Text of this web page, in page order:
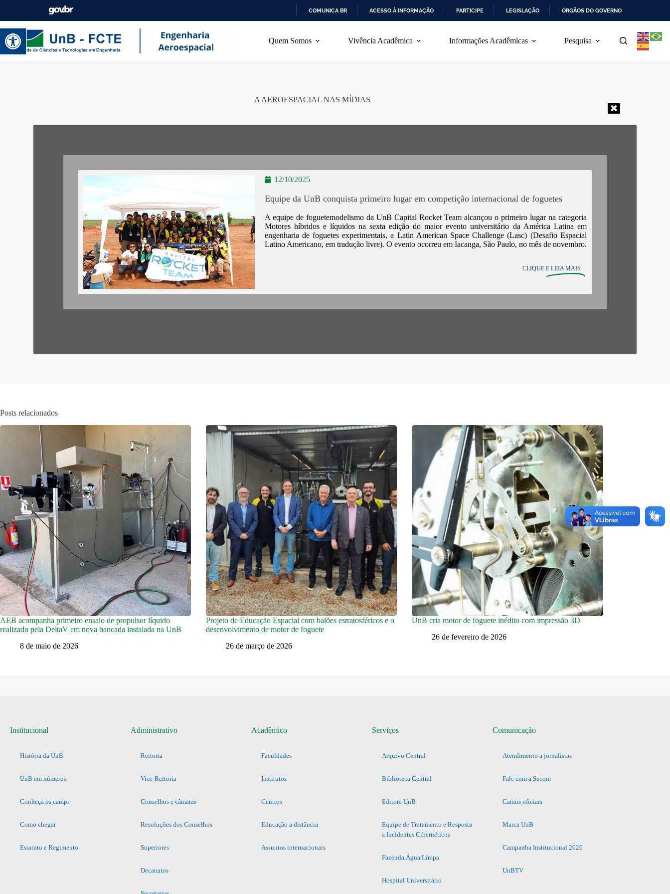
Abrir a barra de ferramentas
O
E
COMUNICA BR ACESSO À INFORMAÇÃO PARTICIPE LEGISLAÇÃO ÓRGÃOS DO GOVERNO
Quem Somos Vivência Acadêmica Informações Acadêmicas Pesquisa
A AEROESPACIAL NAS MÍDIAS
12/10/2025
Equipe da UnB conquista primeiro lugar em competição internacional de foguetes
A equipe de foguetemodelismo da UnB Capital Rocket Team alcançou o primeiro lugar na categoria
Motores híbridos e líquidos na sexta edição do maior evento universitário da América Latina em
engenharia de foguetes experimentais, a Latin American Space Challenge (Lasc) (Desafio Espacial
Latino Americano, em tradução livre). O evento ocorreu em Iacanga, São Paulo, no mês de novembro.
CLIQUE E LEIA MAIS
Posts relacionados
AEB acompanha primeiro ensaio de propulsor líquido
realizado pela DeltaV em nova bancada instalada na UnB
8 de maio de 2026
Projeto de Educação Espacial com balões estratosféricos e o
desenvolvimento de motor de foguete
26 de março de 2026
UnB cria motor de foguete inédito com impressão 3D
26 de fevereiro de 2026
Institucional
História da UnB
UnB em números
Conheça os campi
Como chegar
Estatuto e Regimento
Administrativo
Reitoria
Vice-Reitoria
Conselhos e câmaras
Resoluções dos Conselhos
Superiores
Decanatos
Acadêmico
Faculdades
Institutos
Centros
Educação a distância
Assuntos internacionais
Serviços
Arquivo Central
Biblioteca Central
Editora UnB
Equipe de Tratamento e Resposta
a Incidentes Cibernéticos
Fazenda Água Limpa
Hospital Universitário
Comunicação
Atendimento a jornalistas
Fale com a Secom
Canais oficiais
Marca UnB
Campanha Institucional 2026
UnBTV